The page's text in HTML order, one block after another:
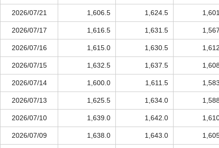
2026/07/21 1,606.5 1,624.5
2026/07/17 1,616.5 1,631.5
2026/07/16 1,615.0 1,630.5
2026/07/15 1,632.5 1,637.5
2026/07/14 1,600.0 1,611.5
2026/07/13 1,625.5 1,634.0
2026/07/10 1,639.0 1,642.0
2026/07/09 1,638.0 1,643.0